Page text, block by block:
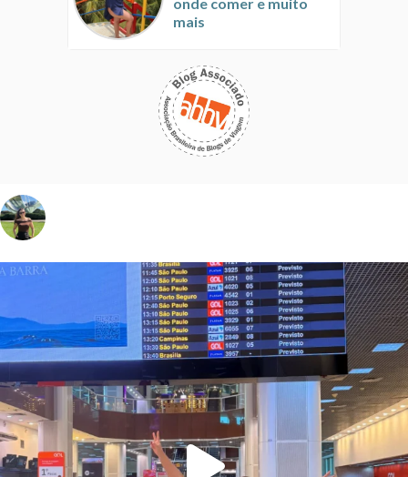
mais